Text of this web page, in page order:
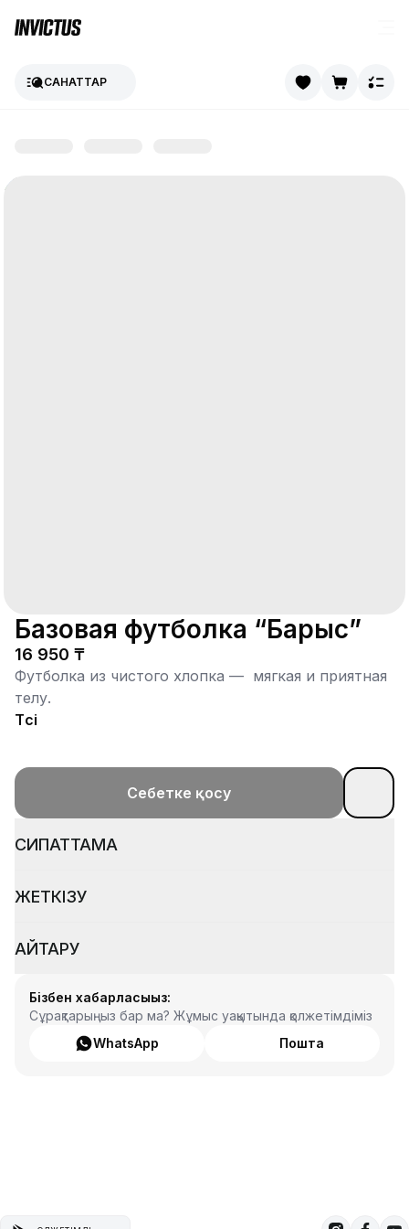
САНАТТАР
Базовая футболка “Барыс”
16 950 ₸
Футболка из чистого хлопка — мягкая и приятная
телу.
Түсі
Себетке қосу
СИПАТТАМА
ЖЕТКІЗУ
ҚАЙТАРУ
Бізбен хабарласыңыз:
Сұрақтарыңыз бар ма? Жұмыс уақытында қолжетімдіміз
WhatsApp
Пошта